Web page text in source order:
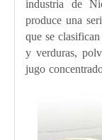
industria de
produce una
que se
y verduras,
jugo